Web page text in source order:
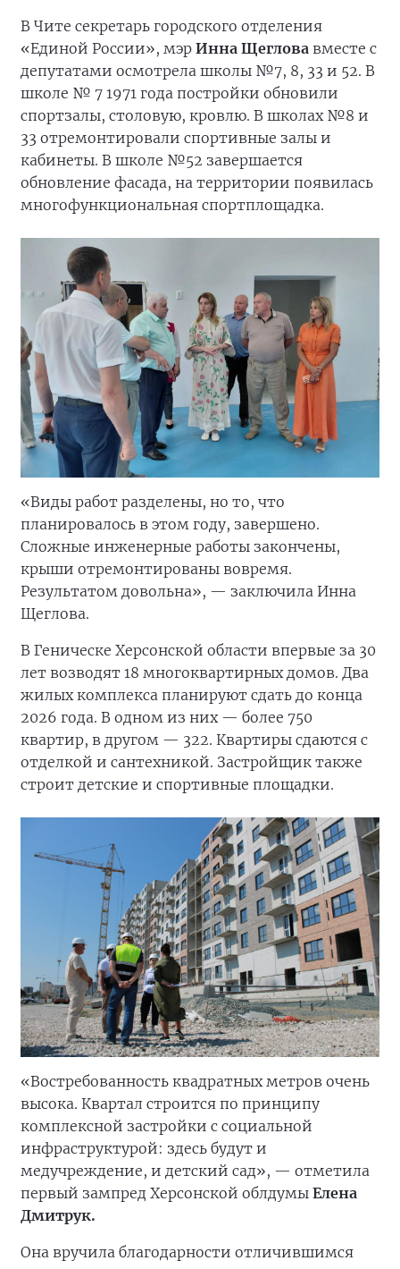
В Чите секретарь городского отделения
«Единой России», мэр Инна Щеглова вместе с
депутатами осмотрела школы №7, 8, 33 и 52. В
школе № 7 1971 года постройки обновили
спортзалы, столовую, кровлю. В школах №8 и
33 отремонтировали спортивные залы и
кабинеты. В школе №52 завершается
обновление фасада, на территории появилась
многофункциональная спортплощадка.
«Виды работ разделены, но то, что
планировалось в этом году, завершено.
Сложные инженерные работы закончены,
крыши отремонтированы вовремя.
Результатом довольна», — заключила Инна
Щеглова.
В Геническе Херсонской области впервые за 30
лет возводят 18 многоквартирных домов. Два
жилых комплекса планируют сдать до конца
2026 года. В одном из них — более 750
квартир, в другом — 322. Квартиры сдаются с
отделкой и сантехникой. Застройщик также
строит детские и спортивные площадки.
«Востребованность квадратных метров очень
высока. Квартал строится по принципу
комплексной застройки с социальной
инфраструктурой: здесь будут и
медучреждение, и детский сад», — отметила
первый зампред Херсонской облдумы Елена
Дмитрук.
Она вручила благодарности отличившимся